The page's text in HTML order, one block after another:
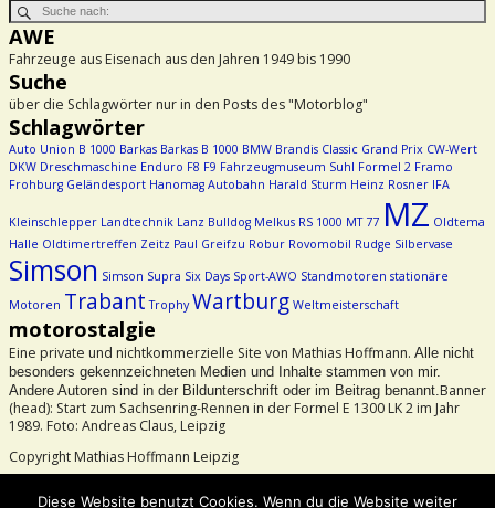
AWE
Fahrzeuge aus Eisenach aus den Jahren 1949 bis 1990
Suche
über die Schlagwörter nur in den Posts des "Motorblog"
Schlagwörter
Auto Union B 1000 Barkas Barkas B 1000 BMW Brandis Classic Grand Prix CW-Wert
DKW Dreschmaschine Enduro F8 F9 Fahrzeugmuseum Suhl Formel 2 Framo
Frohburg Geländesport Hanomag Autobahn Harald Sturm Heinz Rosner IFA
Kleinschlepper Landtechnik Lanz Bulldog Melkus RS 1000 MT 77 MZ Oldtema
Halle Oldtimertreffen Zeitz Paul Greifzu Robur Rovomobil Rudge Silbervase
Simson Simson Supra Six Days Sport-AWO Standmotoren stationäre
Motoren Trabant Trophy Wartburg Weltmeisterschaft
motorostalgie
Eine private und nichtkommerzielle Site von Mathias Hoffmann. Alle nicht
besonders gekennzeichneten Medien und Inhalte stammen von mir.
Andere Autoren sind in der Bildunterschrift oder im Beitrag benannt.Banner
(head): Start zum Sachsenring-Rennen in der Formel E 1300 LK 2 im Jahr
1989. Foto: Andreas Claus, Leipzig
Copyright Mathias Hoffmann Leipzig
Diese Website benutzt Cookies. Wenn du die Website weiter